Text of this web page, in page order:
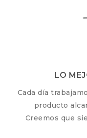
LO
Cada día
producto
Creemos que